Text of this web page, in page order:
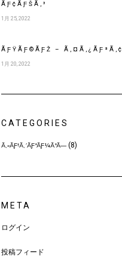
ÃƑ¢ÃƑŠÃ‚³
1月 25, 2022
ÃƑŸÃƑ©ÃƑŽ – Ã‚¤Ã‚¿ÃƑªÃ‚¢
1月 20, 2022
CATEGORIES
Ã‚«ÃƑ†Ã‚´ÃƑªÃƑ¼ÃªÃ—(8)
META
ログイン
投稿フィード